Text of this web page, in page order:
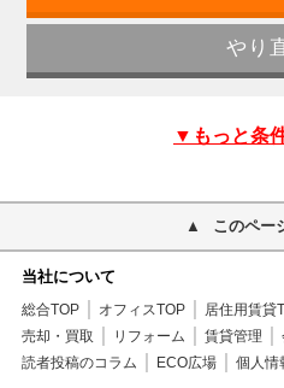
▼もっと条
このペー
当社について
総合TOP オフィスTOP 居住用賃貸
売却・買取
リフォーム 賃貸管理
読者投稿のコラム
ECO広場 個人情